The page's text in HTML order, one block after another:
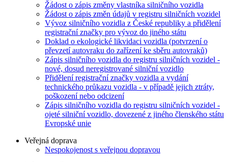
Žádost o zápis změny vlastníka silničního vozidla
Žádost o zápis změn údajů v registru silničních vozidel
Vývoz silničního vozidla z České republiky a přidělení
registrační značky pro vývoz do jiného státu
Doklad o ekologické likvidaci vozidla (potvrzení o
převzetí autovraku do zařízení ke sběru autovraků)
Zápis silničního vozidla do registru silničních vozidel -
nové, dosud neregistrované silniční vozidlo
Přidělení registrační značky vozidla a vydání
technického průkazu vozidla - v případě jejich ztráty,
poškození nebo odcizení
Zápis silničního vozidla do registru silničních vozidel -
ojeté silniční vozidlo, dovezené z jiného členského státu
Evropské unie
Veřejná doprava
Nespokojenost s veřejnou dopravou